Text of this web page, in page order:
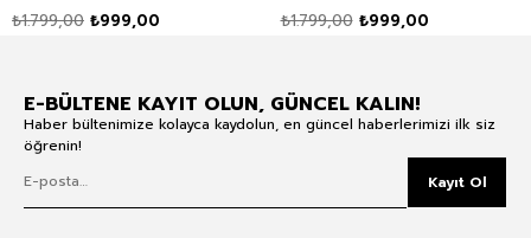
Mavi
₺999,00
₺1.799,00 ₺999,00
₺1.799,00
E-BÜLTENE KAYIT OLUN, GÜNCEL KALIN!
Haber bültenimize kolayca kaydolun, en güncel haberlerimizi ilk siz
öğrenin!
Kayıt Ol